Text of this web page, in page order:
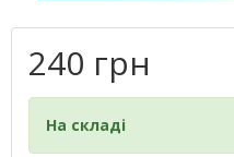
240 грн
На складі